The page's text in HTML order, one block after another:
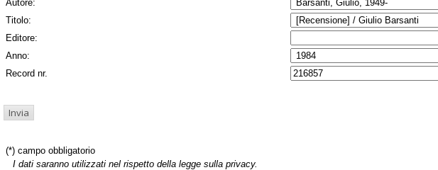
Autore:
Titolo:
Editore:
Anno:
Record nr.
(*) campo obbligatorio
I dati saranno utilizzati nel rispetto della legge sulla privacy.